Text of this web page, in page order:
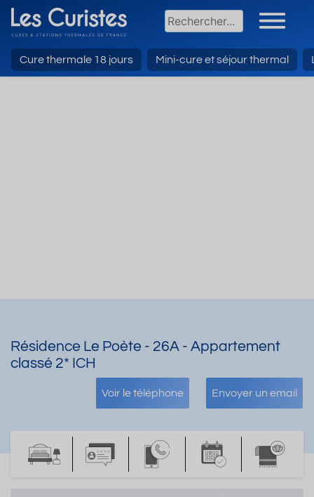
Cure thermale 18 jours Mini-cure et séjour thermal
Résidence Le Poète - 26A - Appartement
classé 2* ICH
Voir le téléphone Envoyer un email